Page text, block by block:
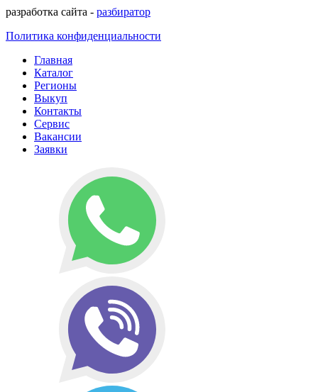
разработка сайта - разбиратор
Политика конфиденциальности
Главная
Каталог
Регионы
Выкуп
Контакты
Сервис
Вакансии
Заявки